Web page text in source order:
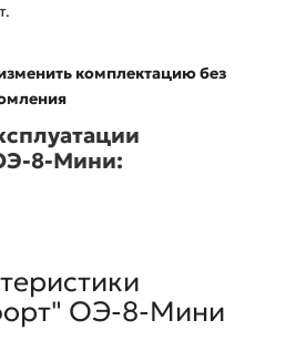
комплектацию без
8-Мини:
ОЭ-8-Мини